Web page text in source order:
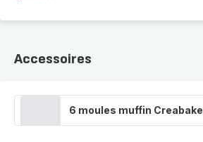
Accessoires
6 moules muffin Creabake